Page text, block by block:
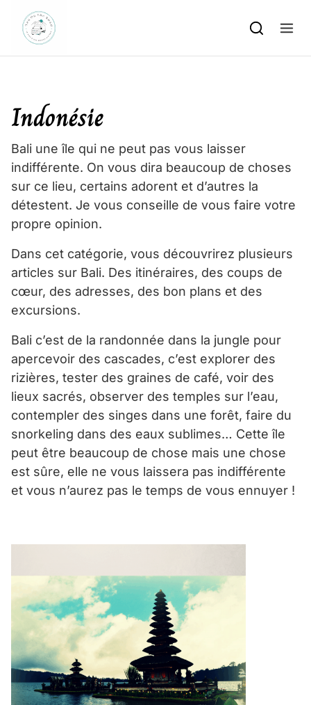
Skip to content
Indonésie
Bali une île qui ne peut pas vous laisser
indifférente. On vous dira beaucoup de choses
sur ce lieu, certains adorent et d’autres la
détestent. Je vous conseille de vous faire votre
propre opinion.
Dans cet catégorie, vous découvrirez plusieurs
articles sur Bali. Des itinéraires, des coups de
cœur, des adresses, des bon plans et des
excursions.
Bali c’est de la randonnée dans la jungle pour
apercevoir des cascades, c’est explorer des
rizières, tester des graines de café, voir des
lieux sacrés, observer des temples sur l’eau,
contempler des singes dans une forêt, faire du
snorkeling dans des eaux sublimes… Cette île
peut être beaucoup de chose mais une chose
est sûre, elle ne vous laissera pas indifférente
et vous n’aurez pas le temps de vous ennuyer !